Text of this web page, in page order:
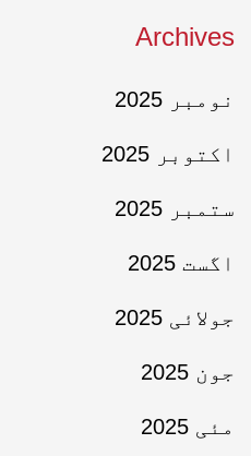
Archives
نومبر 2025
اکتوبر 2025
ستمبر 2025
اگست 2025
جولائی 2025
جون 2025
مئی 2025